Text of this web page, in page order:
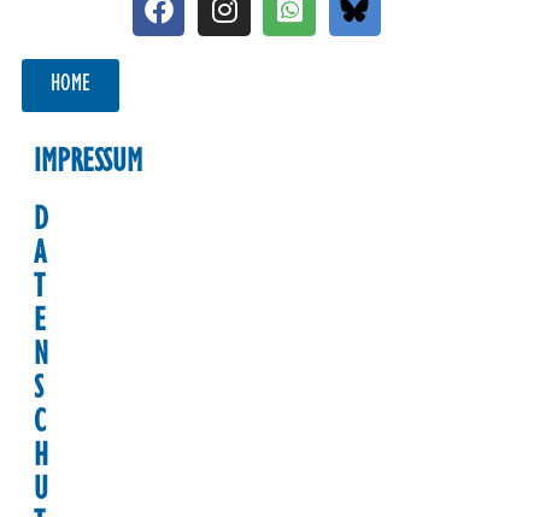
HOME
IMPRESSUM
D
A
T
E
N
S
C
H
U